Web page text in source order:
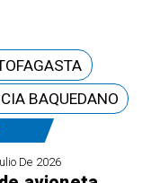
De 2026
BAQUEDANO